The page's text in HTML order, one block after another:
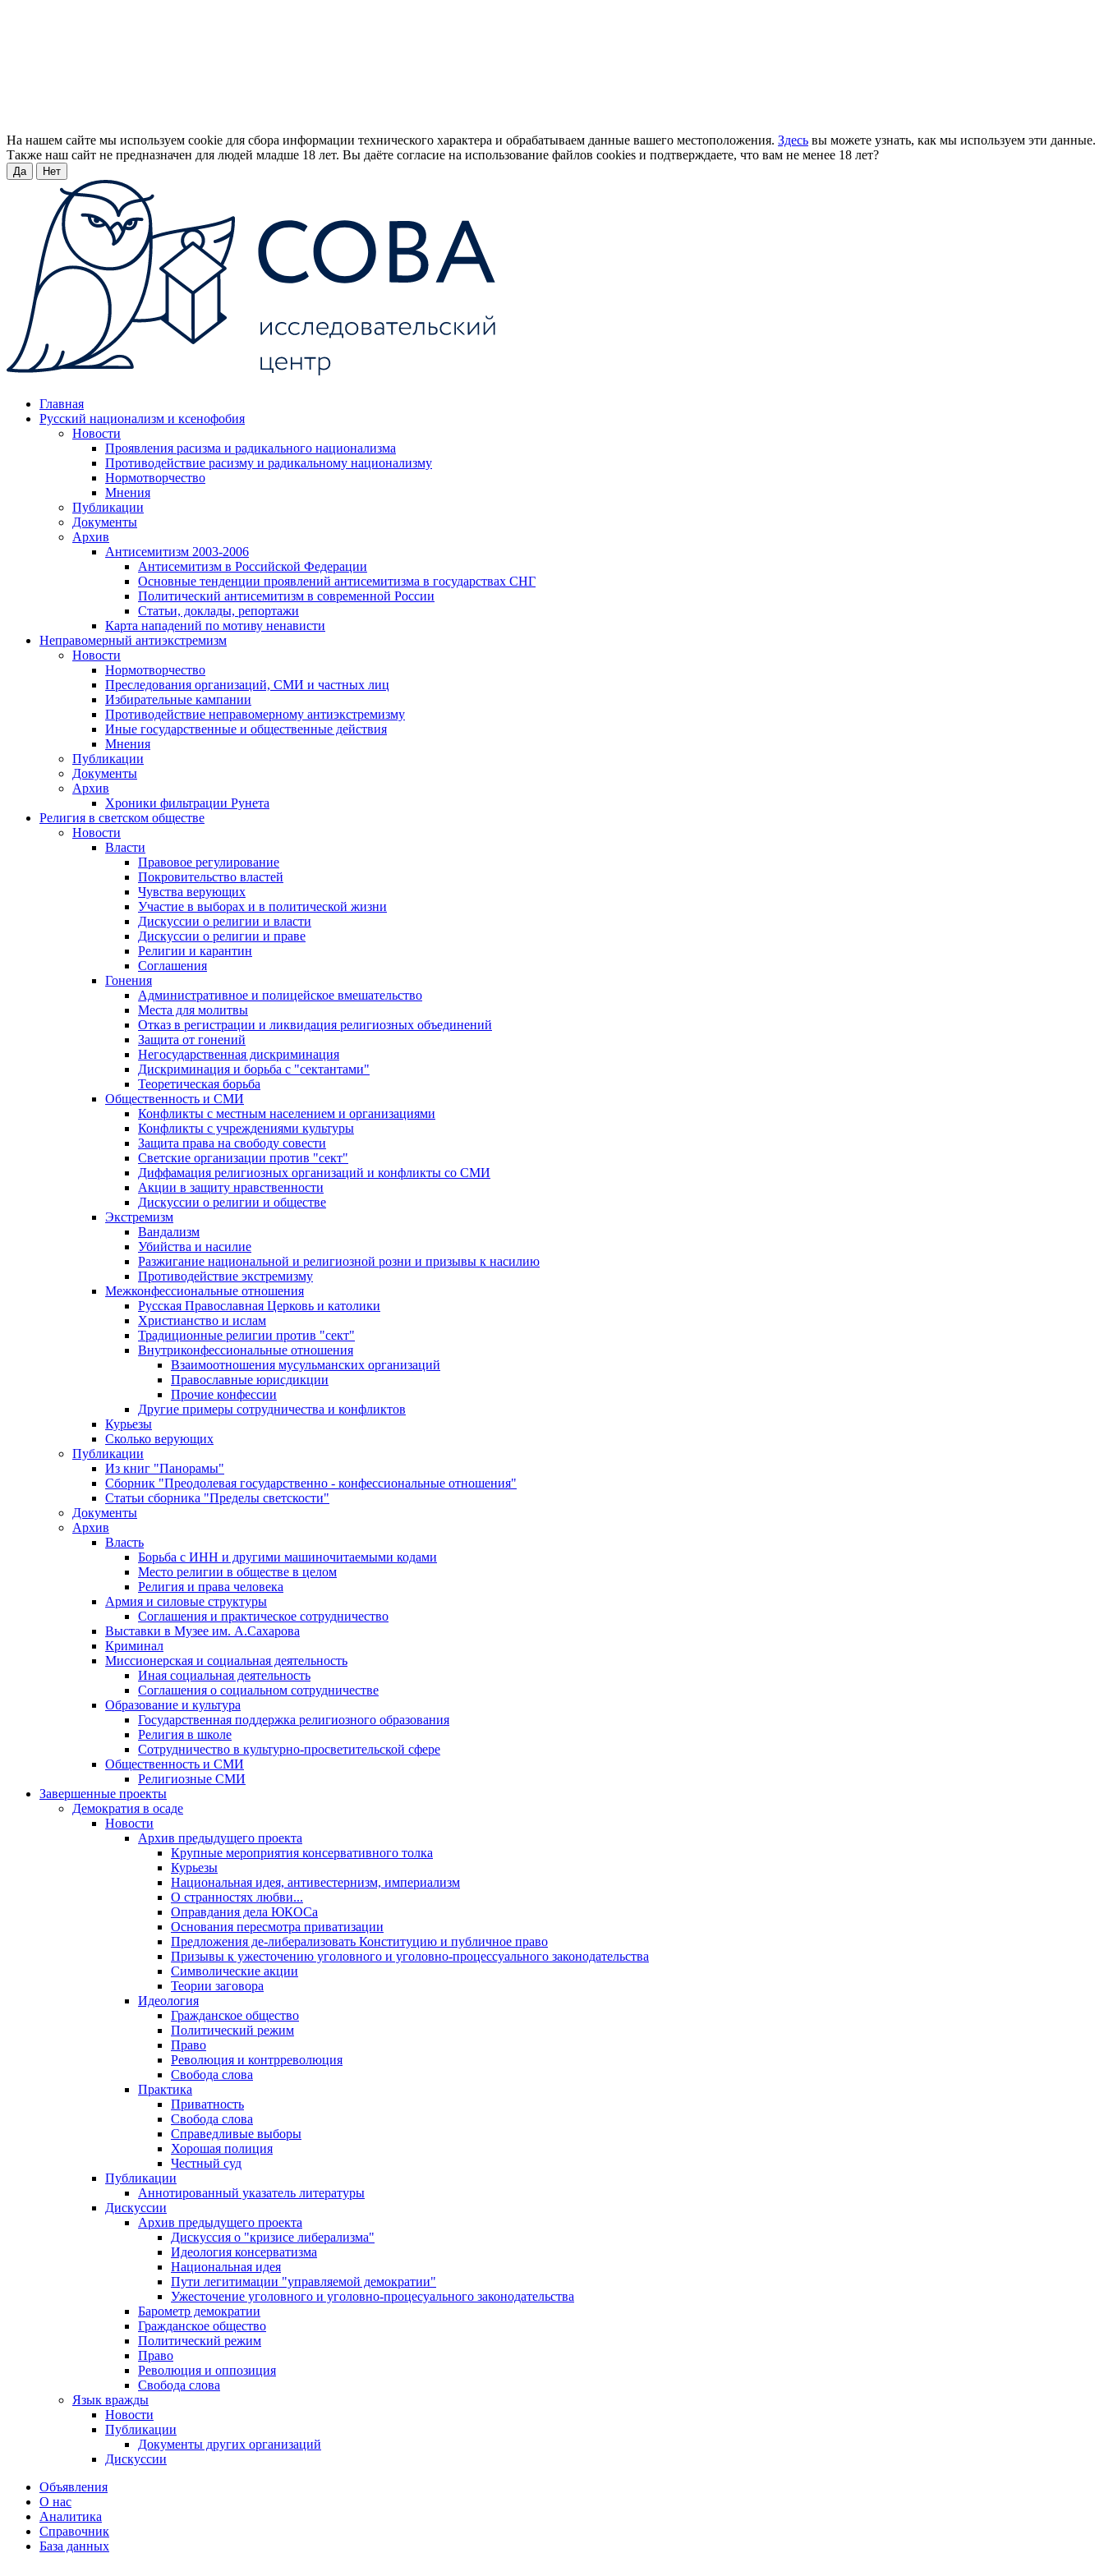
На нашем сайте мы используем cookie для сбора информации технического характера и обрабатываем данные вашего местоположения. Здесь вы можете узнать, как мы используем эти данные.
Также наш сайт не предназначен для людей младше 18 лет. Вы даёте согласие на использование файлов cookies и подтверждаете, что вам не менее 18 лет?
Да Нет
Главная
Русский национализм и ксенофобия
Новости
Проявления расизма и радикального национализма
Противодействие расизму и радикальному национализму
Нормотворчество
Мнения
Публикации
Документы
Архив
Антисемитизм 2003-2006
Антисемитизм в Российской Федерации
Основные тенденции проявлений антисемитизма в государствах СНГ
Политический антисемитизм в современной России
Статьи, доклады, репортажи
Карта нападений по мотиву ненависти
Неправомерный антиэкстремизм
Новости
Нормотворчество
Преследования организаций, СМИ и частных лиц
Избирательные кампании
Противодействие неправомерному антиэкстремизму
Иные государственные и общественные действия
Мнения
Публикации
Документы
Архив
Хроники фильтрации Рунета
Религия в светском обществе
Новости
Власти
Правовое регулирование
Покровительство властей
Чувства верующих
Участие в выборах и в политической жизни
Дискуссии о религии и власти
Дискуссии о религии и праве
Религии и карантин
Соглашения
Гонения
Административное и полицейское вмешательство
Места для молитвы
Отказ в регистрации и ликвидация религиозных объединений
Защита от гонений
Негосударственная дискриминация
Дискриминация и борьба с "сектантами"
Теоретическая борьба
Общественность и СМИ
Конфликты с местным населением и организациями
Конфликты с учреждениями культуры
Защита права на свободу совести
Светские организации против "сект"
Диффамация религиозных организаций и конфликты со СМИ
Акции в защиту нравственности
Дискуссии о религии и обществе
Экстремизм
Вандализм
Убийства и насилие
Разжигание национальной и религиозной розни и призывы к насилию
Противодействие экстремизму
Межконфессиональные отношения
Русская Православная Церковь и католики
Христианство и ислам
Традиционные религии против "сект"
Внутриконфессиональные отношения
Взаимоотношения мусульманских организаций
Православные юрисдикции
Прочие конфессии
Другие примеры сотрудничества и конфликтов
Курьезы
Сколько верующих
Публикации
Из книг "Панорамы"
Сборник "Преодолевая государственно - конфессиональные отношения"
Статьи сборника "Пределы светскости"
Документы
Архив
Власть
Борьба с ИНН и другими машиночитаемыми кодами
Место религии в обществе в целом
Религия и права человека
Армия и силовые структуры
Соглашения и практическое сотрудничество
Выставки в Музее им. А.Сахарова
Криминал
Миссионерская и социальная деятельность
Иная социальная деятельность
Соглашения о социальном сотрудничестве
Образование и культура
Государственная поддержка религиозного образования
Религия в школе
Сотрудничество в культурно-просветительской сфере
Общественность и СМИ
Религиозные СМИ
Завершенные проекты
Демократия в осаде
Новости
Архив предыдущего проекта
Крупные мероприятия консервативного толка
Курьезы
Национальная идея, антивестернизм, империализм
О странностях любви...
Оправдания дела ЮКОСа
Основания пересмотра приватизации
Предложения де-либерализовать Конституцию и публичное право
Призывы к ужесточению уголовного и уголовно-процессуального законодательства
Символические акции
Теории заговора
Идеология
Гражданское общество
Политический режим
Право
Революция и контрреволюция
Свобода слова
Практика
Приватность
Свобода слова
Справедливые выборы
Хорошая полиция
Честный суд
Публикации
Аннотированный указатель литературы
Дискуссии
Архив предыдущего проекта
Дискуссия о "кризисе либерализма"
Идеология консерватизма
Национальная идея
Пути легитимации "управляемой демократии"
Ужесточение уголовного и уголовно-процесуального законодательства
Барометр демократии
Гражданское общество
Политический режим
Право
Революция и оппозиция
Свобода слова
Язык вражды
Новости
Публикации
Документы других организаций
Дискуссии
Объявления
О нас
Аналитика
Справочник
База данных